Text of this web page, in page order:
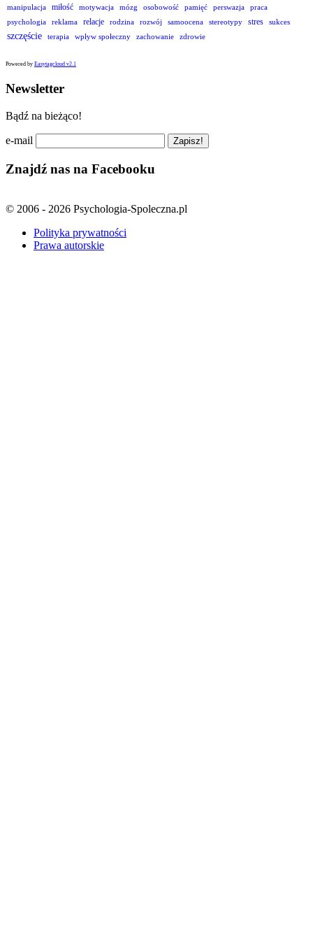
manipulacja
miłość motywacja mózg osobowość pamięć perswazja
praca
psychologia
reklama relacje rodzina rozwój samoocena stereotypy stres sukces
szczęście terapia wpływ społeczny zachowanie zdrowie
Powered by Easytagcloud v2.1
Newsletter
Bądź na bieżąco!
e-mail
Znajdź nas na Facebooku
© 2006 - 2026 Psychologia-Spoleczna.pl
Polityka prywatności
Prawa autorskie